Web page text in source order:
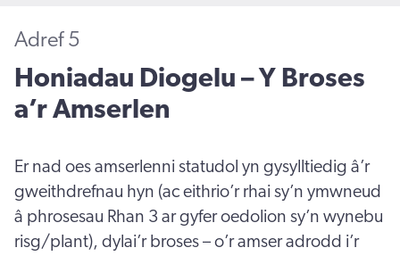
Honiadau Diogelu – Y Broses
a’r Amserlen
Adref 5
Er nad oes amserlenni statudol yn gysylltiedig â’r
gweithdrefnau hyn (ac eithrio’r rhai sy’n ymwneud
â phrosesau Rhan 3 ar gyfer oedolion sy’n wynebu
risg/plant), dylai’r broses – o’r amser adrodd i’r